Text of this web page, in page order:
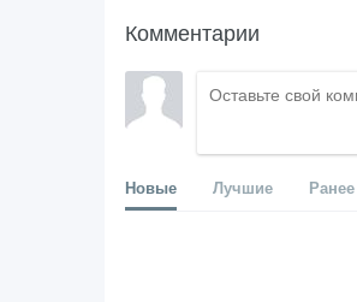
Комментарии
Новые Лучшие Ранее